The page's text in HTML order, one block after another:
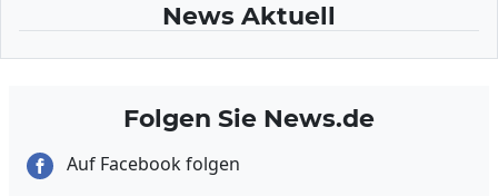
News Aktuell
Folgen Sie News.de
Auf Facebook folgen